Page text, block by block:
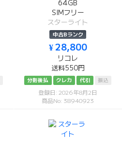
64GB
SIMフリー
スターライト
中古Bランク
¥ 28,800
リコレ
送料550円
分割後払 クレカ 代引 振込
登録日: 2026年8月2日
商品No: 38940923